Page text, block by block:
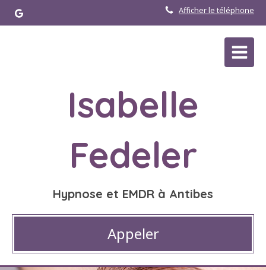
Afficher le téléphone
Isabelle
Fedeler
Hypnose et EMDR à Antibes
Appeler